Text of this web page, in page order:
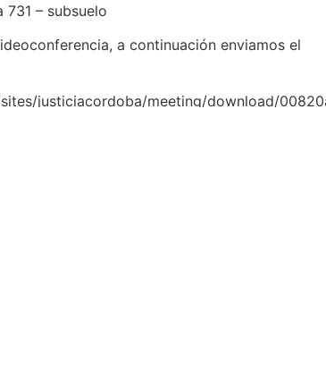
– subsuelo
a continuación enviamos el
justiciacordoba/meeting/download/